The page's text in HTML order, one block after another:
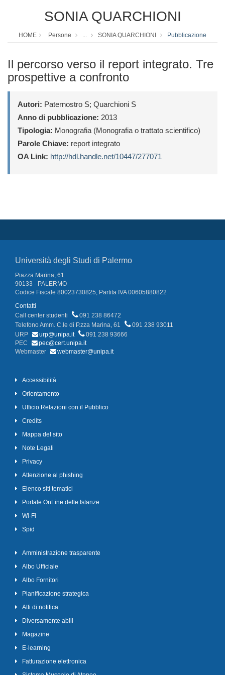
SONIA QUARCHIONI
HOME Persone ... SONIA QUARCHIONI Pubblicazione
Il percorso verso il report integrato. Tre
prospettive a confronto
Autori: Paternostro S; Quarchioni S
Anno di pubblicazione: 2013
Tipologia: Monografia (Monografia o trattato scientifico)
Parole Chiave: report integrato
OA Link: http://hdl.handle.net/10447/277071
Università degli Studi di Palermo
Piazza Marina, 61
90133 - PALERMO
Codice Fiscale 80023730825, Partita IVA 00605880822
Contatti
Call center studenti
091 238 86472
Telefono Amm. C.le di P.zza Marina, 61
091 238 93011
URP
urp@unipa.it
091 238 93666
PEC
pec@cert.unipa.it
Webmaster
webmaster@unipa.it
Accessibilità
Orientamento
Ufficio Relazioni con il Pubblico
Credits
Mappa del sito
Note Legali
Privacy
Attenzione al phishing
Elenco siti tematici
Portale OnLine delle Istanze
Wi-Fi
Spid
Amministrazione trasparente
Albo Ufficiale
Albo Fornitori
Pianificazione strategica
Atti di notifica
Diversamente abili
Magazine
E-learning
Fatturazione elettronica